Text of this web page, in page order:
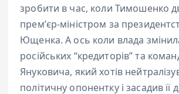
зробити в час, коли Тимошенко
премʼєр-міністром за
Ющенка. А ось коли влада
російських “кредиторів” та
Януковича, який хотів
політичну опонентку і засадив